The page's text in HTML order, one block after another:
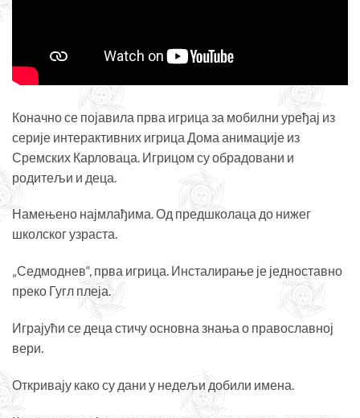
Коначно се појавила прва игрица за мобилни уређај из
серије интерактивних игрица Дома анимације из
Сремских Карловаца. Игрицом су обрадовани и
родитељи и деца.
Намењено најмлађима. Од предшколаца до нижег
школског узраста.
„Седмоднев“, прва игрица. Инсталирање је једноставно
преко Гугл плеја.
Играјући се деца стичу основна знања о православној
вери.
Откривају како су дани у недељи добили имена.